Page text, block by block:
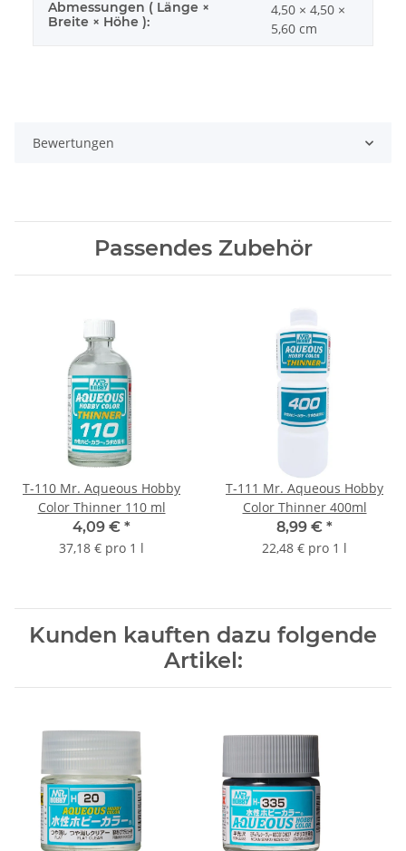
Abmessungen ( Länge ×
Breite × Höhe ):
4,50 × 4,50 ×
5,60 cm
Bewertungen
Passendes Zubehör
T-110 Mr. Aqueous Hobby
Color Thinner 110 ml
4,09 € *
37,18 € pro 1 l
T-111 Mr. Aqueous Hobby
Color Thinner 400ml
8,99 € *
22,48 € pro 1 l
Kunden kauften dazu folgende
Artikel: